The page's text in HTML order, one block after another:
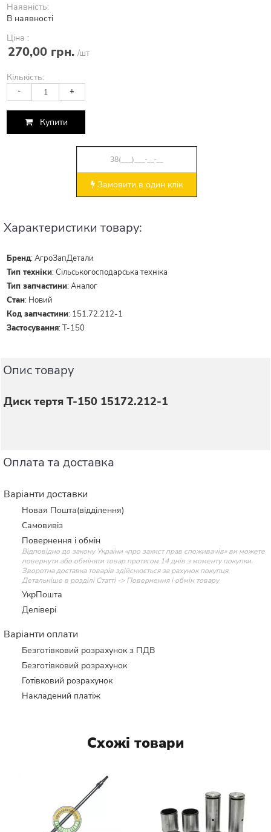
Наявність:
В наявності
Ціна :
270,00 грн. /шт
Кількість:
- +
Купити
Замовити в один клік
Характеристики товару:
Бренд:АгроЗапДетали
Тип техніки:Сільськогосподарська техніка
Тип запчастини:Аналог
Стан: Новий
Код запчастини: 151.72.212-1
Застосування:Т-150
Опис товару
Диск тертя Т-150 15172.212-1
Оплата та доставка
Варіанти доставки
Новая Пошта(відділення)
Самовивіз
Повернення і обмін
Відповідно до закону України «про захист прав споживачів» ви можете
повернути або обміняти товар протягом 14 днів з моменту покупки.
Зворотна доставка товарів здійснюється за рахунок покупця.
Детальніше в розділі Статті -> Повернення і обмін товару
УкрПошта
Делівері
Варіанти оплати
Безготівковий розрахунок з ПДВ
Безготівковий розрахунок
Готівковий розрахунок
Накладений платіж
Схожі товари